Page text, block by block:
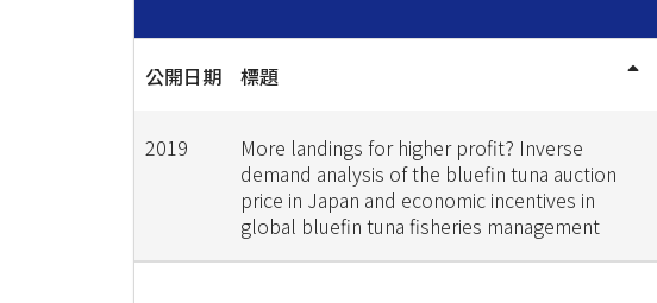
公開日期 標題
2019
More landings for higher profit? Inverse
demand analysis of the bluefin tuna auction
price in Japan and economic incentives in
global bluefin tuna fisheries management